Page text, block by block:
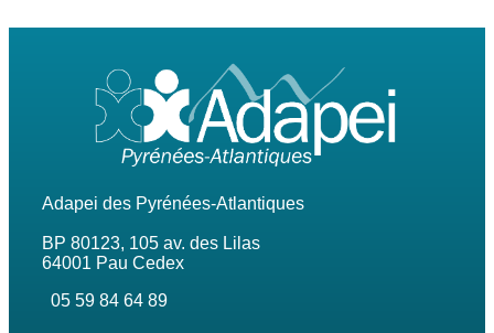
Adapei des Pyrénées-Atlantiques
BP 80123, 105 av. des Lilas
64001 Pau Cedex
05 59 84 64 89